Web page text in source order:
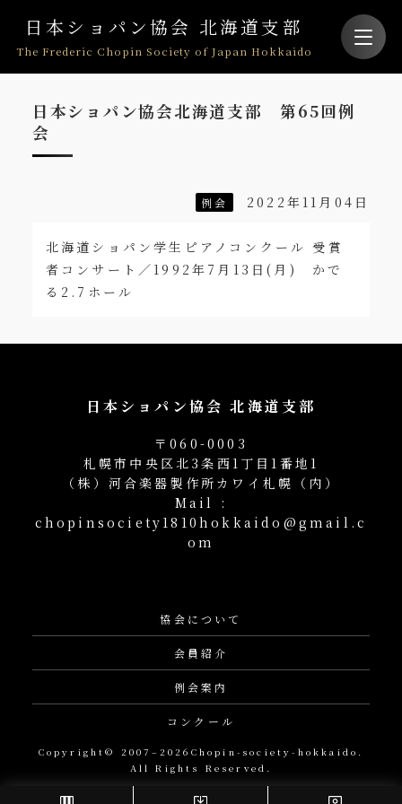
日本ショパン協会 北海道支部
The Frederic Chopin Society of Japan Hokkaido
日本ショパン協会北海道支部 第65回例
会
例会 2022年11月04日
北海道ショパン学生ピアノコンクール 受賞
者コンサート／1992年7月13日(月) かで
る2.7ホール
日本ショパン協会 北海道支部
〒060-0003
札幌市中央区北3条西1丁目1番地1
（株）河合楽器製作所カワイ札幌（内）
Mail :
chopinsociety1810hokkaido@gmail.c
om
協会について
会員紹介
例会案内
コンクール
Copyright© 2007–2026Chopin-society-hokkaido.
All Rights Reserved.